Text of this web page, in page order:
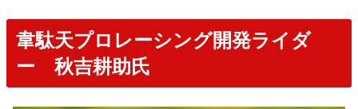
韋駄天プロレーシング開発ライダ
ー 秋吉耕助氏